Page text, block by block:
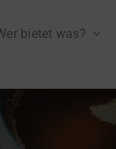
bietet was?